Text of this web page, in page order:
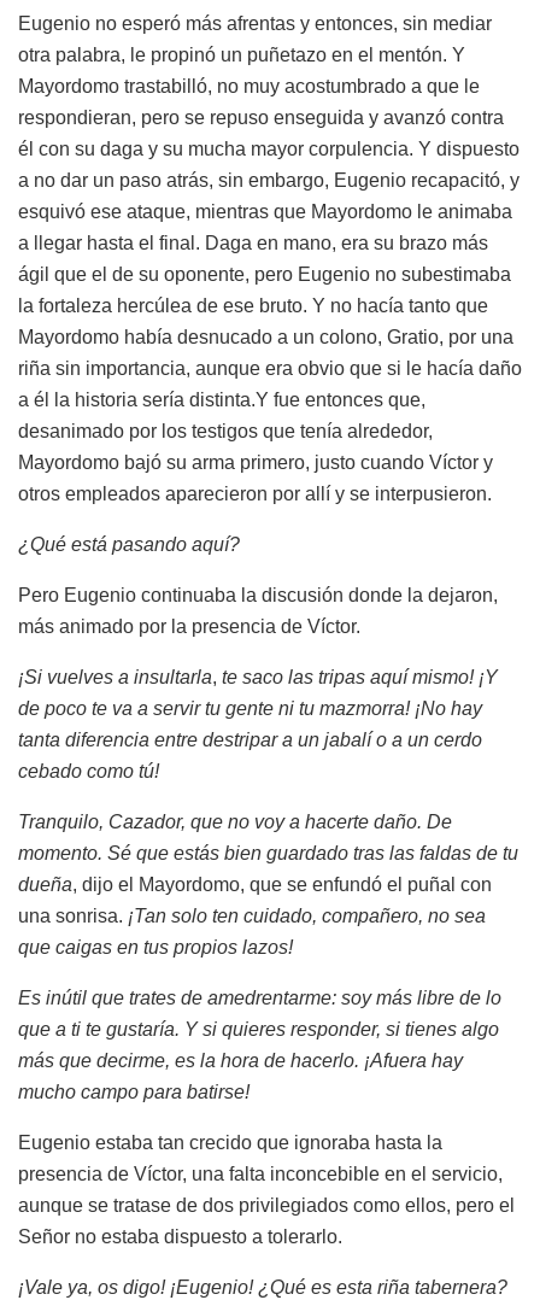
Eugenio no esperó más afrentas y entonces, sin mediar
otra palabra, le propinó un puñetazo en el mentón. Y
Mayordomo trastabilló, no muy acostumbrado a que le
respondieran, pero se repuso enseguida y avanzó contra
él con su daga y su mucha mayor corpulencia. Y dispuesto
a no dar un paso atrás, sin embargo, Eugenio recapacitó, y
esquivó ese ataque, mientras que Mayordomo le animaba
a llegar hasta el final. Daga en mano, era su brazo más
ágil que el de su oponente, pero Eugenio no subestimaba
la fortaleza hercúlea de ese bruto. Y no hacía tanto que
Mayordomo había desnucado a un colono, Gratio, por una
riña sin importancia, aunque era obvio que si le hacía daño
a él la historia sería distinta.Y fue entonces que,
desanimado por los testigos que tenía alrededor,
Mayordomo bajó su arma primero, justo cuando Víctor y
otros empleados aparecieron por allí y se interpusieron.
¿Qué está pasando aquí?
Pero Eugenio continuaba la discusión donde la dejaron,
más animado por la presencia de Víctor.
¡Si vuelves a insultarla, te saco las tripas aquí mismo! ¡Y
de poco te va a servir tu gente ni tu mazmorra! ¡No hay
tanta diferencia entre destripar a un jabalí o a un cerdo
cebado como tú!
Tranquilo, Cazador, que no voy a hacerte daño. De
momento. Sé que estás bien guardado tras las faldas de tu
dueña, dijo el Mayordomo, que se enfundó el puñal con
una sonrisa. ¡Tan solo ten cuidado, compañero, no sea
que caigas en tus propios lazos!
Es inútil que trates de amedrentarme: soy más libre de lo
que a ti te gustaría. Y si quieres responder, si tienes algo
más que decirme, es la hora de hacerlo. ¡Afuera hay
mucho campo para batirse!
Eugenio estaba tan crecido que ignoraba hasta la
presencia de Víctor, una falta inconcebible en el servicio,
aunque se tratase de dos privilegiados como ellos, pero el
Señor no estaba dispuesto a tolerarlo.
¡Vale ya, os digo! ¡Eugenio! ¿Qué es esta riña tabernera?